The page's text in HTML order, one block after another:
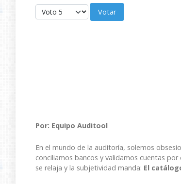
Ratio:5/5
Por favor, vote
Por: Equipo Auditool
En el mundo de la auditoría, solemos
conciliamos bancos y validamos cuentas
se relaja y la subjetividad manda: El